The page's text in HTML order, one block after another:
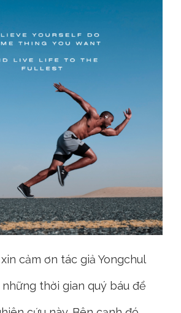
cảm ơn tác giả Yongchul
thời gian quý báu để